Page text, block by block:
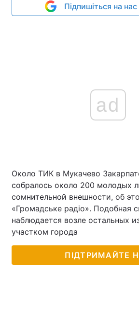
Підпишіться на
ad
Около ТИК в Мукачево
собралось около 200 молодых
сомнительной внешности, об
«Громадське радіо». Подобная
наблюдается возле остальных
участком города
ПІДТРИМАЙТЕ